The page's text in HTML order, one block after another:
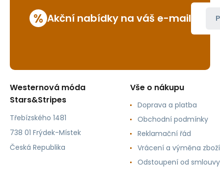
% Akční nabídky na váš e-mail
Westernová móda
Stars&Stripes
Třebízského 1481
738 01 Frýdek-Místek
Česká Republika
Vše o nákupu
Doprava a platba
Obchodní podmínky
Reklamační řád
Vrácení a výměna zboží
Odstoupení od smlouvy